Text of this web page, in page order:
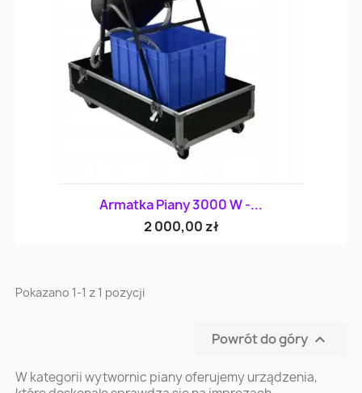
Armatka Piany 3000 W -...
2 000,00 zł
Pokazano 1-1 z 1 pozycji
Powrót do góry 
W kategorii wytwornic piany oferujemy urządzenia,